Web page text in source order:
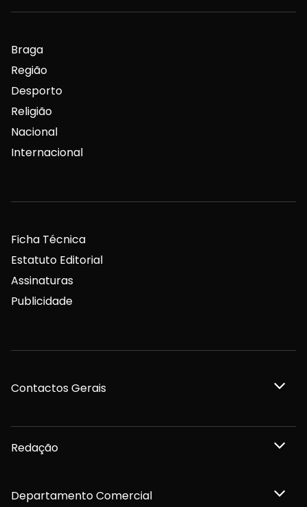
Braga
Região
Desporto
Religião
Nacional
Internacional
Ficha Técnica
Estatuto Editorial
Assinaturas
Publicidade
Contactos Gerais
Redação
Departamento Comercial